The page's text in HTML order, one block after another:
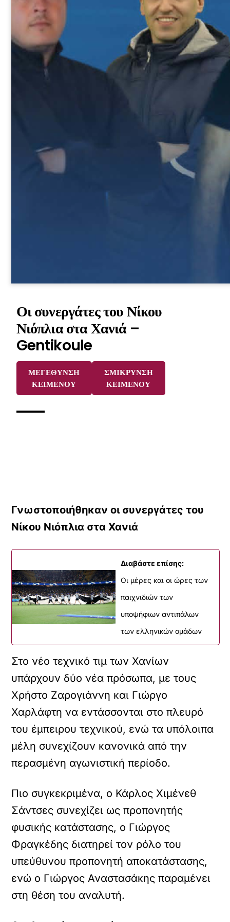
Οι συνεργάτες του Νίκου
Νιόπλια στα Χανιά –
Gentikoule
ΜΕΓΕΘΥΝΣΗ
ΚΕΙΜΕΝΟΥ
ΣΜΙΚΡΥΝΣΗ
ΚΕΙΜΕΝΟΥ
Γνωστοποιήθηκαν οι συνεργάτες του
Νίκου Νιόπλια στα Χανιά
Διαβάστε επίσης:
Οι μέρες και οι ώρες των
παιχνιδιών των
υποψήφιων αντιπάλων
των ελληνικών ομάδων
Στο νέο τεχνικό τιμ των Χανίων
υπάρχουν δύο νέα πρόσωπα, με τους
Χρήστο Ζαρογιάννη και Γιώργο
Χαρλάφτη να εντάσσονται στο πλευρό
του έμπειρου τεχνικού, ενώ τα υπόλοιπα
μέλη συνεχίζουν κανονικά από την
περασμένη αγωνιστική περίοδο.
Πιο συγκεκριμένα, ο Κάρλος Χιμένεθ
Σάντσες συνεχίζει ως προπονητής
φυσικής κατάστασης, ο Γιώργος
Φραγκέδης διατηρεί τον ρόλο του
υπεύθυνου προπονητή αποκατάστασης,
ενώ ο Γιώργος Αναστασάκης παραμένει
στη θέση του αναλυτή.